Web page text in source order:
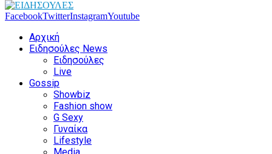
FacebookTwitterInstagramYoutube
Αρχική
Ειδησούλες News
Ειδησούλες
Live
Gossip
Showbiz
Fashion show
G Sexy
Γυναίκα
Lifestyle